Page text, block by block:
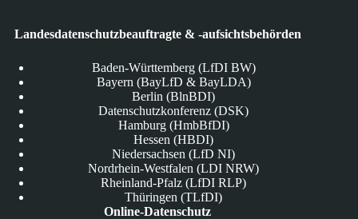
Landesdatenschutzbeauftragte & -aufsichtsbehörden
Baden-Württemberg (LfDI BW)
Bayern (BayLfD & BayLDA)
Berlin (BlnBDI)
Datenschutzkonferenz (DSK)
Hamburg (HmbBfDI)
Hessen (HBDI)
Niedersachsen (LfD NI)
Nordrhein-Westfalen (LDI NRW)
Rheinland-Pfalz (LfDI RLP)
Thüringen (TLfDI)
Online-Datenschutz